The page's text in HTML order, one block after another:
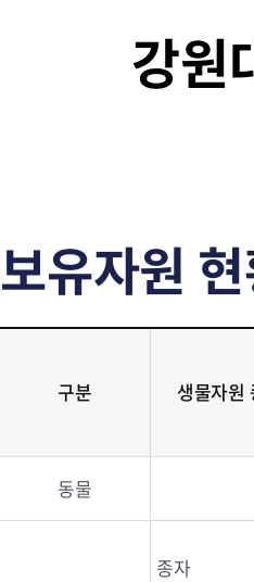
강원
보유자원
구분
생물자원
동물
종자